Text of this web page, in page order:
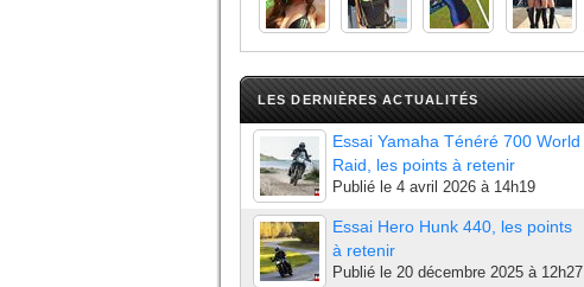
LES DERNIÈRES ACTUALITÉS
Essai Yamaha Ténéré 700 World
Raid, les points à retenir
Publié le 4 avril 2026 à 14h19
Essai Hero Hunk 440, les points
à retenir
Publié le 20 décembre 2025 à 12h27